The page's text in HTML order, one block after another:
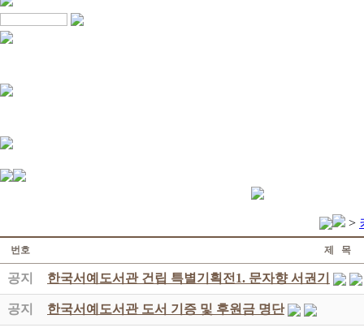
>
번호 제 목
공지 한국서예도서관 건립 특별기획전1. 문자향 서권기
공지 한국서예도서관 도서 기증 및 후원금 명단